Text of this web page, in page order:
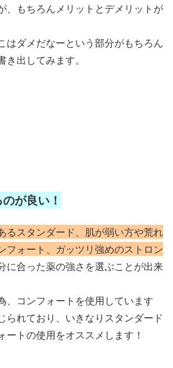
、もちろんメリットとデメリットが
はダメだなーという部分がもちろん
出してみます。
が良い！
るスタンダード、肌が弱い方や荒れ
フォート、ガッツリ強めのストロン
に合った薬の強さを選ぶことが出来
、コンフォートを使用しています
られており、いきなりスタンダード
ートの使用をオススメします！